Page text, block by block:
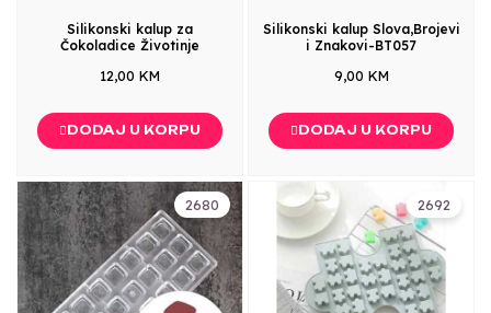
Silikonski kalup za
Čokoladice Životinje
12,00 KM
DODAJ U KORPU
Silikonski kalup Slova,Brojevi
i Znakovi-BT057
9,00 KM
DODAJ U KORPU
2680 2692